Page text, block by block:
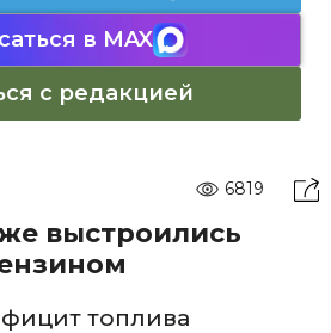
в MAX
с редакцией
6819
выстроились
топлива